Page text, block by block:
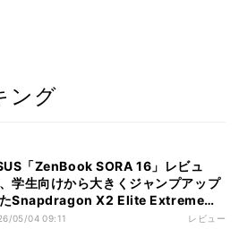
ング
「ZenBook SORA 16」レビュ
学生向けから大きくジャンプアップ
Snapdragon X2 Elite Extremeノ
PC
05/04 09:11 レビュー